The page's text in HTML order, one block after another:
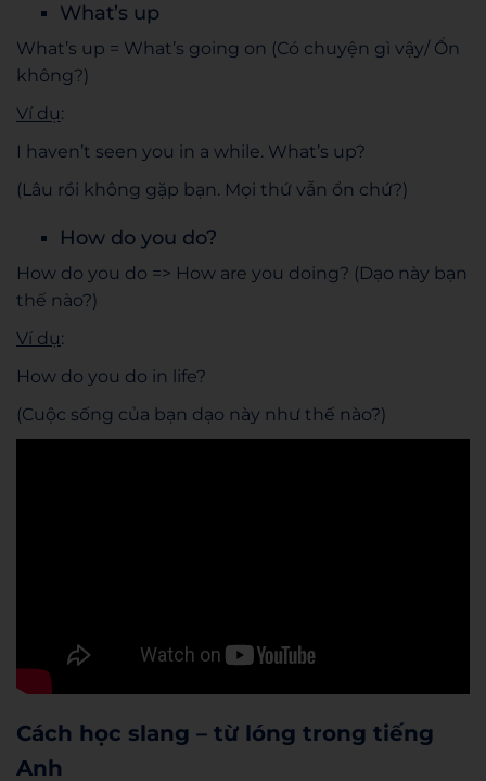
What’s up
What’s up = What’s going on (Có chuyện gì vậy/ Ổn
không?)
Ví dụ:
I haven’t seen you in a while. What’s up?
(Lâu rồi không gặp bạn. Mọi thứ vẫn ổn chứ?)
How do you do?
How do you do => How are you doing? (Dạo này bạn
thế nào?)
Ví dụ:
How do you do in life?
(Cuộc sống của bạn dạo này như thế nào?)
Cách học slang – từ lóng trong tiếng
Anh